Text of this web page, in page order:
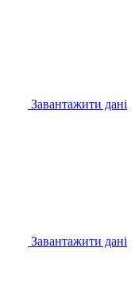
Завантажити дані
Завантажити дані